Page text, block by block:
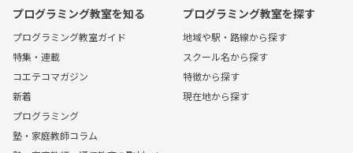
プログラミング教室を知る
プログラミング教室ガイド
特集・連載
コエテコマガジン
新着
プログラミング
塾・家庭教師コラム
プログラミング教室を探す
地域や駅・路線から探す
スクール名から探す
特徴から探す
現在地から探す